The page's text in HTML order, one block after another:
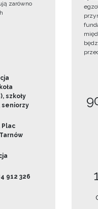
zarówno
szkoły
Plac
912 326